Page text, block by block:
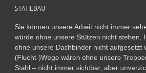
STAHLBAU
Sie können unsere Arbeit nicht immer
würde ohne unsere Stützen nicht stehen,
ohne unsere Dachbinder nicht aufgesetzt
(Flucht-)Wege wären ohne unsere
Stahl – nicht immer sichtbar, aber